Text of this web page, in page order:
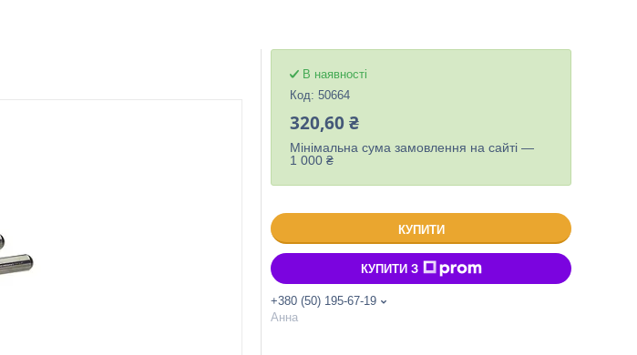
В наявності
Код: 50664
320,60 ₴
Мінімальна сума замовлення на сайті —
1 000 ₴
КУПИТИ
КУПИТИ З
+380 (50) 195-67-19
Анна